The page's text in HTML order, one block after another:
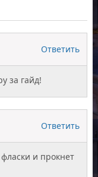
Ответить
за гайд!
Ответить
и прокнет